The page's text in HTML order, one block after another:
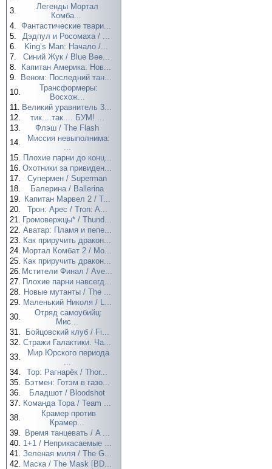
3.
Легенды Мортал
Комба...
4. Фантастические твари...
5.
Дэдпул и Росомаха / ...
6.
King’s Man: Начало /...
7.
Синий Жук / Blue Bee...
8.
Капитан Америка: Нов...
9.
Веном: Последний тан...
10.
Трансформеры:
Восхож...
11. Великий уравнитель 3...
12.
тик....так.... БУМ! ...
13.
Флэш / The Flash
14.
Миссия невыполнима:
...
15. Плохие парни до конц...
16. Охотники за привиден...
17.
Супермен / Superman
18.
Балерина / Ballerina
19. Капитан Марвел 2 / T...
20.
Трон: Арес / Tron: A...
21. Громовержцы* / Thund...
22. Аватар: Пламя и пепе...
23. Как приручить дракон...
24. Мортал Комбат 2 / Mo...
25. Как приручить дракон...
26. Мстители Финал / Ave...
27. Плохие парни навсегд...
28. Новые мутанты / The ...
29. Маленький Николя / L...
30.
Отряд самоубийц:
Мис...
31.
Бойцовский клуб / Fi...
32. Стражи Галактики. Ча...
33.
Мир Юрского периода
...
34.
Тор: Рагнарёк / Thor...
35.
Бэтмен: Готэм в газо...
36.
Бладшот / Bloodshot
37. Команда Тора / Team ...
38.
Крамер против
Крамер...
39.
Время танцевать / A ...
40. 1+1 / Неприкасаемые ...
41. Зеленая миля / The G...
42. Маска / The Mask [BD...